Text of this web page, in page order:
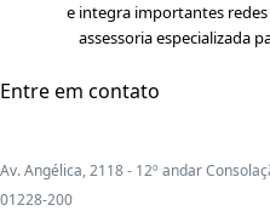
e integra importantes
assessoria especializada
Entre em contato
Av. Angélica, 2118 - 12º andar
01228-200